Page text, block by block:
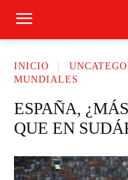
INICIO
MUNDIALES
ESPAÑA,
QUE EN